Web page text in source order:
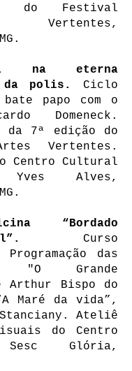
do Festival
na eterna
da polis.
Ciclo
papo com o
Domeneck.
da 7ª edição do
Vertentes.
Centro Cultural
Yves Alves,
“Bordado
Curso
das
"O Grande
Arthur Bispo do
Maré da vida”,
Ateliê
do Centro
Glória,